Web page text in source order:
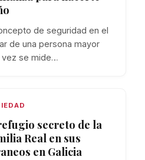
de seguridad en el
de una persona mayor
vez se mide…
secreto de la
Real en sus
en Galicia